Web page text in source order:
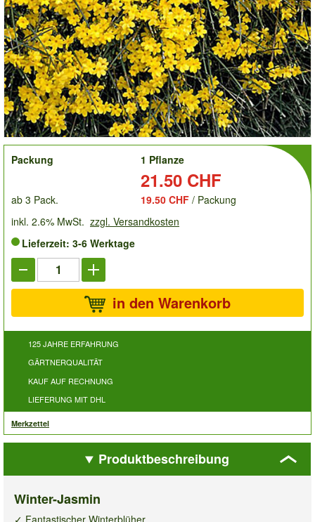
order
Packung
1 Pflanze
21.50 CHF
ab 3 Pack. 19.50 CHF / Packung
inkl. 2.6% MwSt. zzgl. Versandkosten
Lieferzeit: 3-6 Werktage
in den Warenkorb
125 JAHRE ERFAHRUNG
GÄRTNERQUALITÄT
KAUF AUF RECHNUNG
LIEFERUNG MIT DHL
Merkzettel
Produktbeschreibung
Winter-Jasmin